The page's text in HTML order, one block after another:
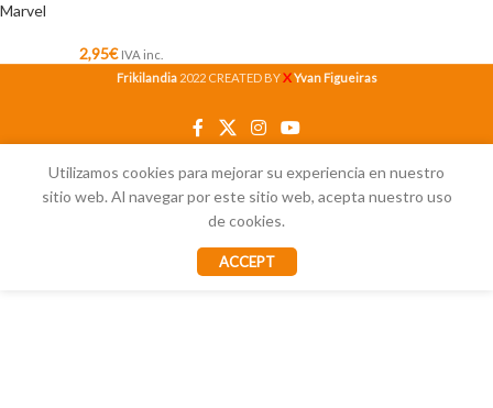
Marvel
2,95€ IVA inc.
Frikilandia 2022 CREATED BYXYvan Figueiras
Utilizamos cookies para mejorar su experiencia en nuestro
sitio web. Al navegar por este sitio web, acepta nuestro uso
de cookies.
ACCEPT